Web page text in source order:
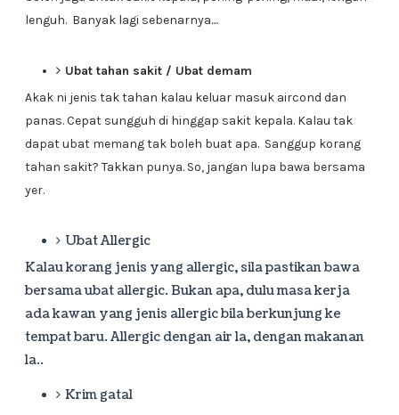
lenguh. Banyak lagi sebenarnya....
Ubat tahan sakit / Ubat demam
Akak ni jenis tak tahan kalau keluar masuk aircond dan
panas. Cepat sungguh di hinggap sakit kepala. Kalau tak
dapat ubat memang tak boleh buat apa. Sanggup korang
tahan sakit? Takkan punya. So, jangan lupa bawa bersama
yer.
Ubat Allergic
Kalau korang jenis yang allergic, sila pastikan bawa
bersama ubat allergic. Bukan apa, dulu masa kerja
ada kawan yang jenis allergic bila berkunjung ke
tempat baru. Allergic dengan air la, dengan makanan
la..
Krim gatal